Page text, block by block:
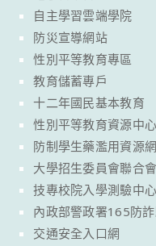
自主學習雲端學院
防災宣導網站
性別平等教育專區
教育儲蓄專戶
十二年國民基本教育
性別平等教育資源中心
防制學生藥濫用資源網
大學招生委員會聯合會
技專校院入學測驗中心
內政部警政署165防
交通安全入口網